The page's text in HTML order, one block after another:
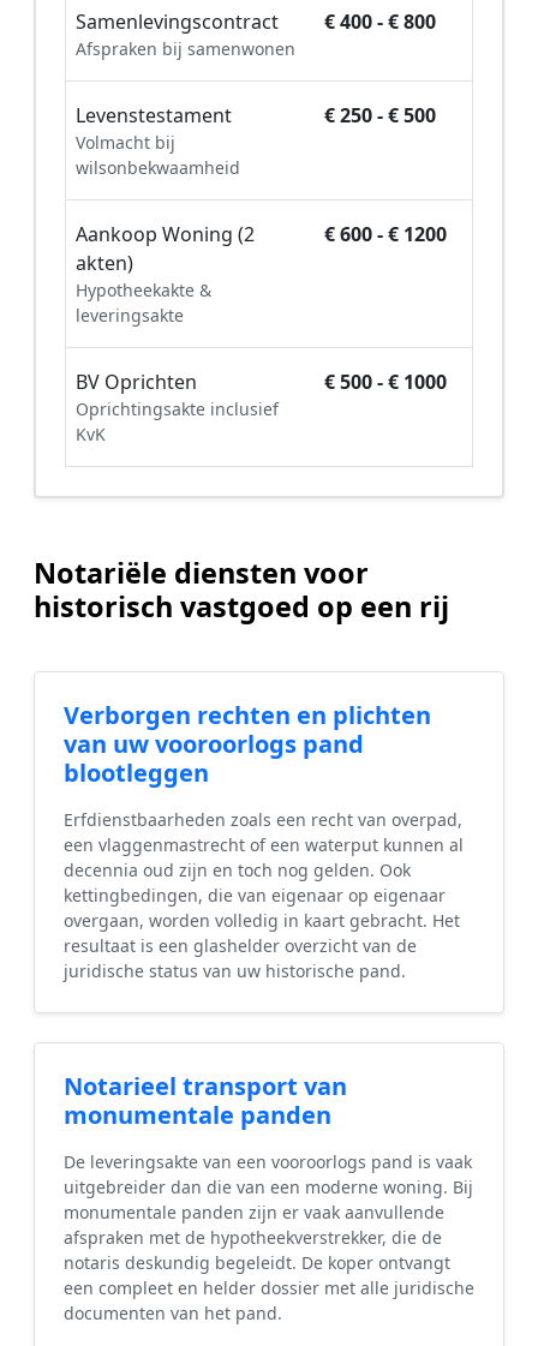
Samenlevingscontract
Afspraken bij samenwonen
€ 400 - € 800
Levenstestament
Volmacht bij
wilsonbekwaamheid
€ 250 - € 500
Aankoop Woning (2
akten)
Hypotheekakte &
leveringsakte
€ 600 - € 1200
BV Oprichten
Oprichtingsakte inclusief
KvK
€ 500 - € 1000
Notariële diensten voor
historisch vastgoed op een rij
Verborgen rechten en plichten
van uw vooroorlogs pand
blootleggen
Erfdienstbaarheden zoals een recht van overpad,
een vlaggenmastrecht of een waterput kunnen al
decennia oud zijn en toch nog gelden. Ook
kettingbedingen, die van eigenaar op eigenaar
overgaan, worden volledig in kaart gebracht. Het
resultaat is een glashelder overzicht van de
juridische status van uw historische pand.
Notarieel transport van
monumentale panden
De leveringsakte van een vooroorlogs pand is vaak
uitgebreider dan die van een moderne woning. Bij
monumentale panden zijn er vaak aanvullende
afspraken met de hypotheekverstrekker, die de
notaris deskundig begeleidt. De koper ontvangt
een compleet en helder dossier met alle juridische
documenten van het pand.